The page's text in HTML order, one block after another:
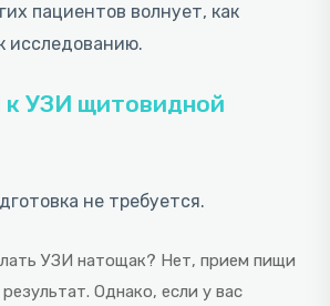
пациентов волнует, как
исследованию.
к УЗИ щитовидной
не требуется.
УЗИ натощак? Нет, прием пищи
Однако, если у вас